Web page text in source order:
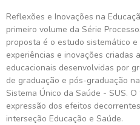
Reflexões e Inovações na
primeiro volume da Série
proposta é o estudo sistemático
experiências e inovações criadas
educacionais desenvolvidas por
de graduação e pós-graduação
Sistema Único da Saúde - SUS.
expressão dos efeitos
interseção Educação e Saúde.